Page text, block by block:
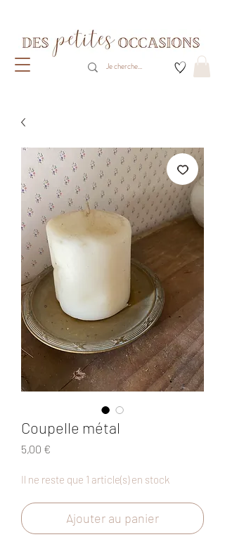
Coupelle métal
5,00 €
Il ne reste que 1 article(s) en stock
Ajouter au panier